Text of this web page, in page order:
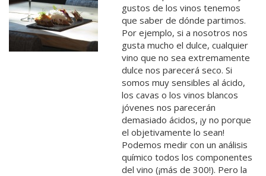
gustos de los vinos tenemos
que saber de dónde partimos.
Por ejemplo, si a nosotros nos
gusta mucho el dulce, cualquier
vino que no sea extremamente
dulce nos parecerá seco. Si
somos muy sensibles al ácido,
los cavas o los vinos blancos
jóvenes nos parecerán
demasiado ácidos, ¡y no porque
el objetivamente lo sean!
Podemos medir con un análisis
químico todos los componentes
del vino (¡más de 300!). Pero la